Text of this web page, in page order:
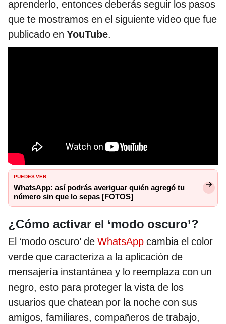
aprenderlo, entonces deberás seguir los pasos
que te mostramos en el siguiente video que fue
publicado en YouTube.
PUEDES VER:
WhatsApp: así podrás averiguar quién agregó tu
número sin que lo sepas [FOTOS]
¿Cómo activar el ‘modo oscuro’?
El ‘modo oscuro’ de WhatsApp cambia el color
verde que caracteriza a la aplicación de
mensajería instantánea y lo reemplaza con un
negro, esto para proteger la vista de los
usuarios que chatean por la noche con sus
amigos, familiares, compañeros de trabajo,